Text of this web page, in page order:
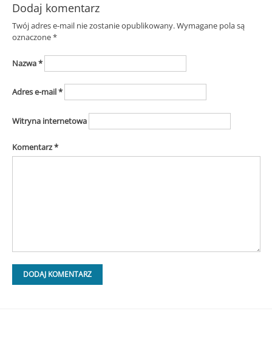
Dodaj komentarz
Twój adres e-mail nie zostanie opublikowany.Wymagane pola są
oznaczone*
Nazwa*
Adres e-mail*
Witryna internetowa
Komentarz*